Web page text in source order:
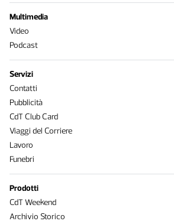
Multimedia
Video
Podcast
Servizi
Contatti
Pubblicità
CdT Club Card
Viaggi del Corriere
Lavoro
Funebri
Prodotti
CdT Weekend
Archivio Storico